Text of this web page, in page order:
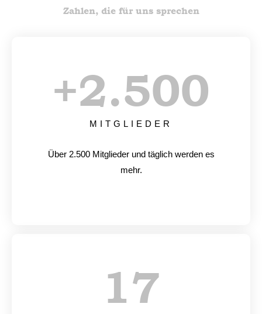
Zahlen, die für uns sprechen
MITGLIEDER
+2.500
Über 2.500 Mitglieder und täglich werden es
mehr.
17